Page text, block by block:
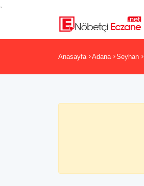
Anasayfa Adana Seyhan